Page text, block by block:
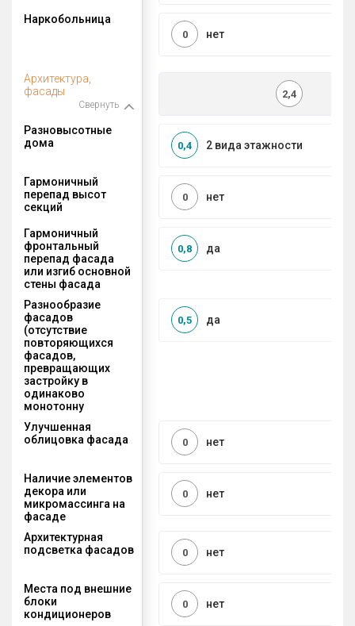
Наркобольница
нет
0
Архитектура,
фасады
Свернуть
2,4
Разновысотные
дома
2 вида этажности
0,4
Гармоничный
перепад высот
секций
нет
0
Гармоничный
фронтальный
перепад фасада
или изгиб основной
стены фасада
да
0,8
Разнообразие
фасадов
(отсутствие
повторяющихся
фасадов,
превращающих
застройку в
одинаково
монотонну
да
0,5
Улучшенная
облицовка фасада
нет
0
Наличие элементов
декора или
микромассинга на
фасаде
нет
0
Архитектурная
подсветка фасадов
нет
0
Места под внешние
блоки
кондиционеров
нет
0